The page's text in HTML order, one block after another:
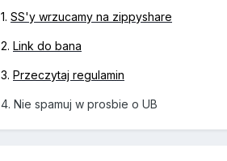
1. SS'y wrzucamy na zippyshare
2. Link do bana
3. Przeczytaj regulamin
4. Nie spamuj w prosbie o UB